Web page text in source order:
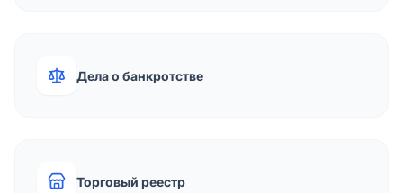
Дела о банкротстве
Торговый реестр